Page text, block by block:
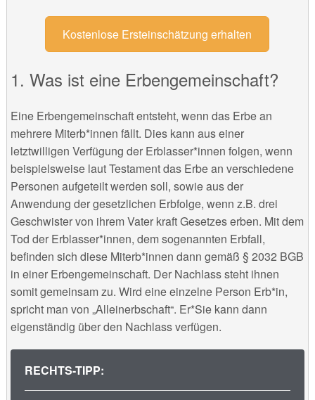
Kostenlose Ersteinschätzung erhalten
Was ist eine Erbengemeinschaft?
Eine Erbengemeinschaft entsteht, wenn das Erbe an
mehrere Miterb*innen fällt. Dies kann aus einer
letztwilligen Verfügung der Erblasser*innen folgen, wenn
beispielsweise laut Testament das Erbe an verschiedene
Personen aufgeteilt werden soll, sowie aus der
Anwendung der gesetzlichen Erbfolge, wenn z.B. drei
Geschwister von ihrem Vater kraft Gesetzes erben. Mit dem
Tod der Erblasser*innen, dem sogenannten Erbfall,
befinden sich diese Miterb*innen dann gemäß § 2032 BGB
in einer Erbengemeinschaft. Der Nachlass steht ihnen
somit gemeinsam zu. Wird eine einzelne Person Erb*in,
spricht man von „Alleinerbschaft“. Er*Sie kann dann
eigenständig über den Nachlass verfügen.
RECHTS-TIPP: